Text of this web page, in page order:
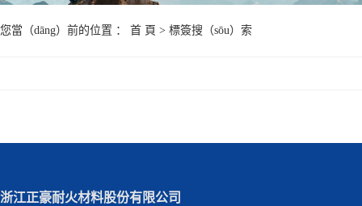
您當（dāng）前的位置 ： 首 頁 > 標簽搜（sōu）索
浙江正豪耐火材料股份有限公司